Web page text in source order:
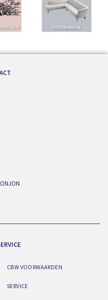
CBW VOORWAARDEN
SERVICE